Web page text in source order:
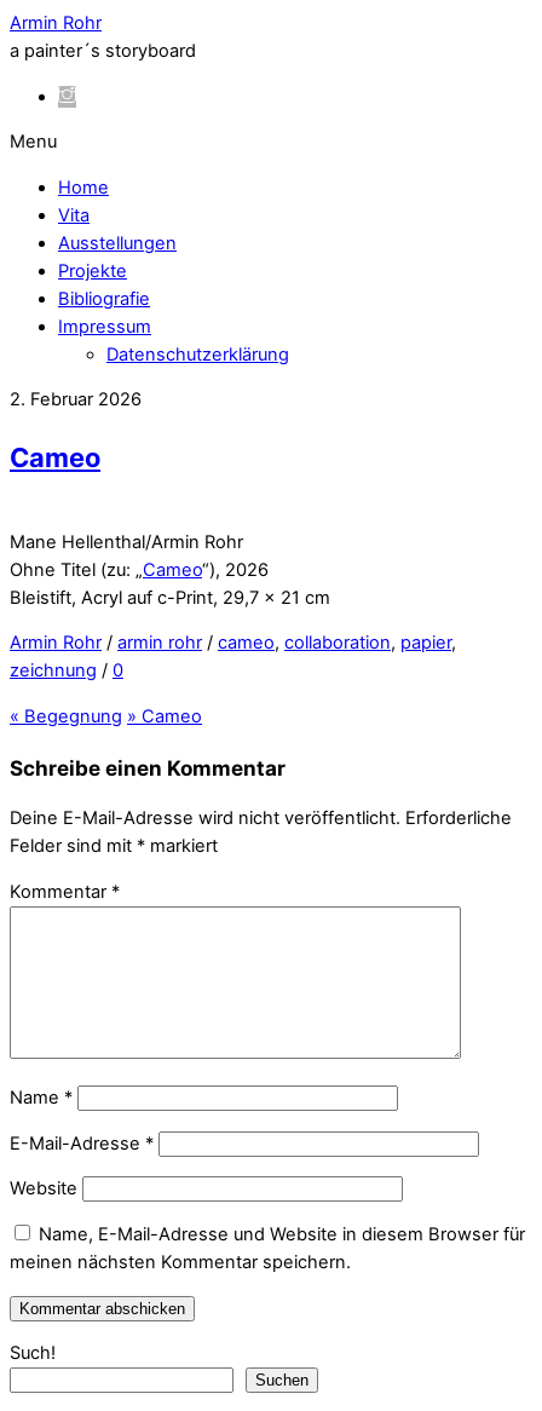
Armin Rohr
a painter´s storyboard
Menu
Home
Vita
Ausstellungen
Projekte
Bibliografie
Impressum
Datenschutzerklärung
2. Februar 2026
Cameo
Mane Hellenthal/Armin Rohr
Ohne Titel (zu: „Cameo“), 2026
Bleistift, Acryl auf c-Print, 29,7 x 21 cm
Armin Rohr / armin rohr / cameo, collaboration, papier,
zeichnung / 0
« Begegnung » Cameo
Schreibe einen Kommentar
Deine E-Mail-Adresse wird nicht veröffentlicht. Erforderliche
Felder sind mit * markiert
Kommentar *
Name *
E-Mail-Adresse *
Website
Name, E-Mail-Adresse und Website in diesem Browser für
meinen nächsten Kommentar speichern.
Such!
Suchen